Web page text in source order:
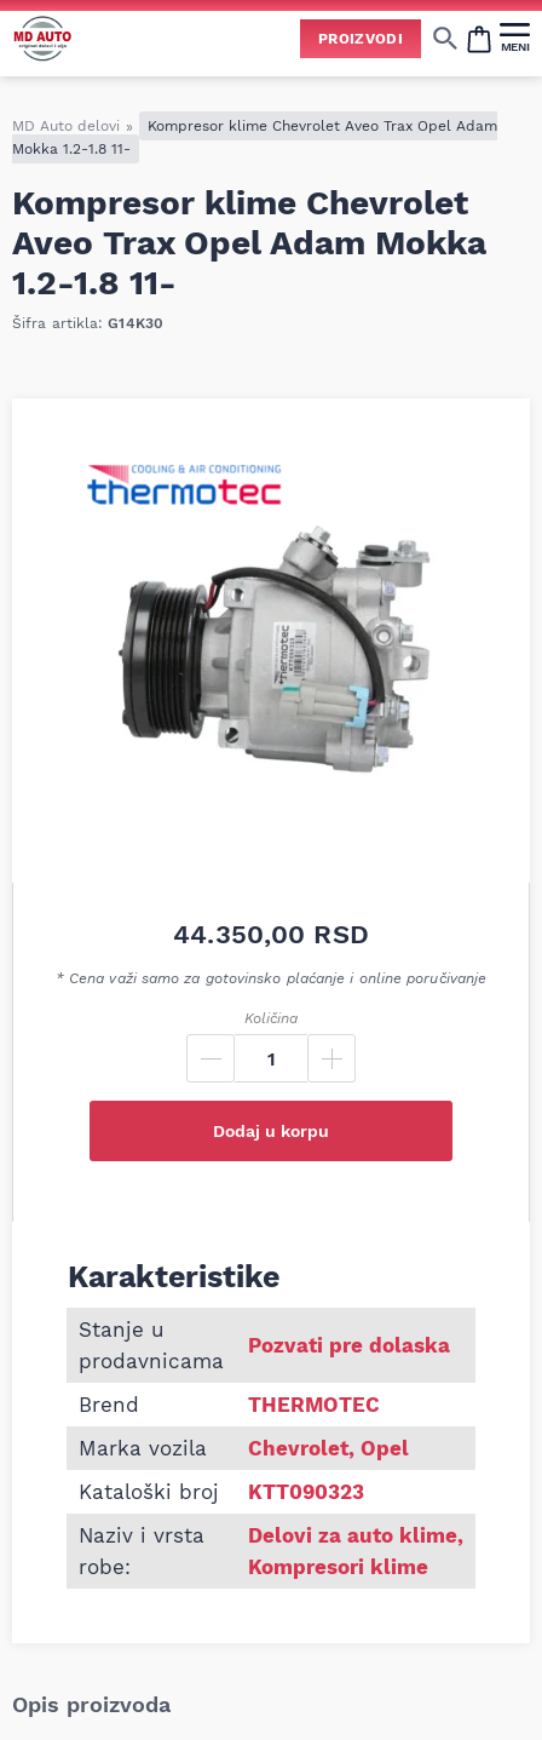
PROIZVODI MENI
MD Auto delovi »
Kompresor klime Chevrolet Aveo Trax Opel Adam
Mokka 1.2-1.8 11-
Kompresor klime Chevrolet
Aveo Trax Opel Adam Mokka
1.2-1.8 11-
Šifra artikla:G14K30
44.350,00 RSD
* Cena važi samo za gotovinsko plaćanje i online poručivanje
Količina
Dodaj u korpu
Informacije o Kompresor klime Chevrolet Aveo
Karakteristike
Stanje u
prodavnicama
Pozvati pre dolaska
Brend
THERMOTEC
Marka vozila
Chevrolet, Opel
Kataloški broj
KTT090323
Naziv i vrsta
robe:
Delovi za auto klime,
Kompresori klime
Opis proizvoda